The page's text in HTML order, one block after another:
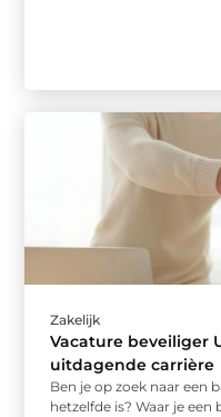
Zakelijk
Vacature beveiliger
uitdagende carrière
Ben je op zoek naar een
hetzelfde is? Waar je een